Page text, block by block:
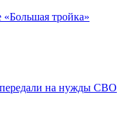
тройка»
на нужды СВО